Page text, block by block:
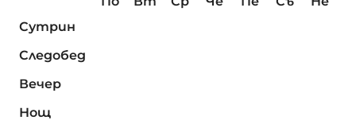
Сутрин
Следобед
Вечер
Нощ